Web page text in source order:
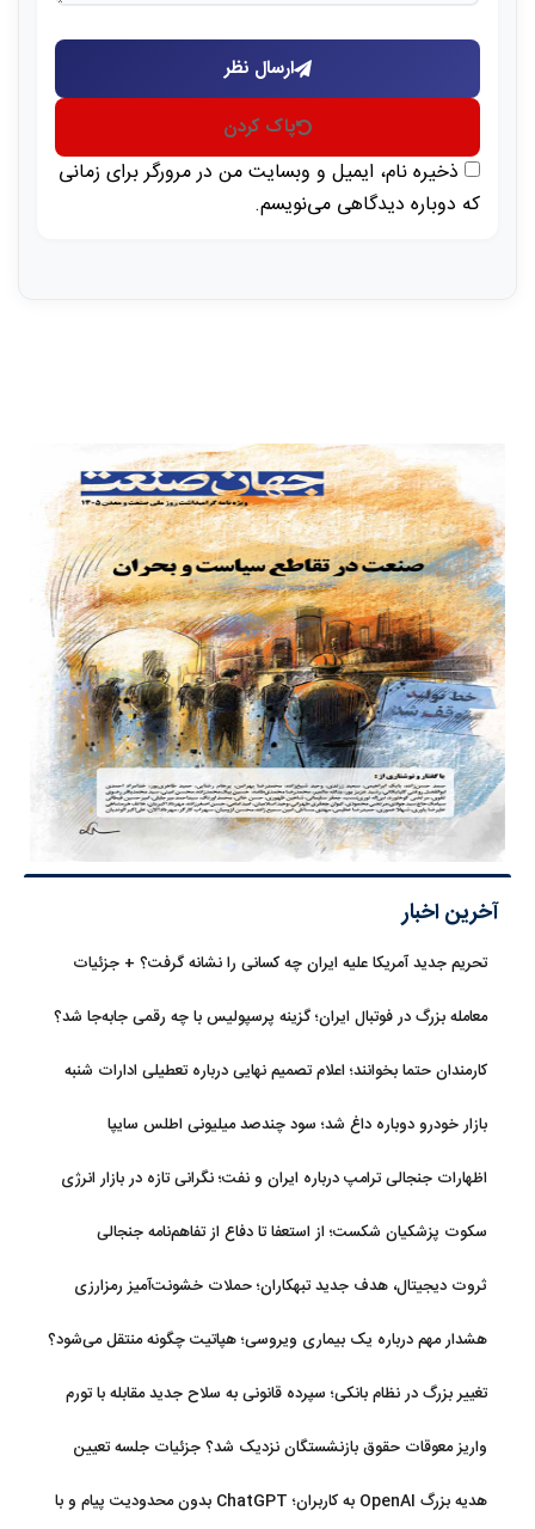
ارسال نظر
پاک کردن
ذخیره نام، ایمیل و وبسایت من در مرورگر برای زمانی
که دوباره دیدگاهی می‌نویسم.
آخرین اخبار
تحریم جدید آمریکا علیه ایران چه کسانی را نشانه گرفت؟ + جزئیات
معامله بزرگ در فوتبال ایران؛ گزینه پرسپولیس با چه رقمی جابه‌جا شد؟
کارمندان حتما بخوانند؛ اعلام تصمیم نهایی درباره تعطیلی ادارات شنبه
بازار خودرو دوباره داغ شد؛ سود چندصد میلیونی اطلس سایپا
اظهارات جنجالی ترامپ درباره ایران و نفت؛ نگرانی تازه در بازار انرژی
سکوت پزشکیان شکست؛ از استعفا تا دفاع از تفاهم‌نامه جنجالی
ثروت دیجیتال، هدف جدید تبهکاران؛ حملات خشونت‌آمیز رمزارزی
هشدار مهم درباره یک بیماری ویروسی؛ هپاتیت چگونه منتقل می‌شود؟
تغییر بزرگ در نظام بانکی؛ سپرده قانونی به سلاح جدید مقابله با تورم
واریز معوقات حقوق بازنشستگان نزدیک شد؟ جزئیات جلسه تعیین
هدیه بزرگ OpenAI به کاربران؛ ChatGPT بدون محدودیت پیام و با